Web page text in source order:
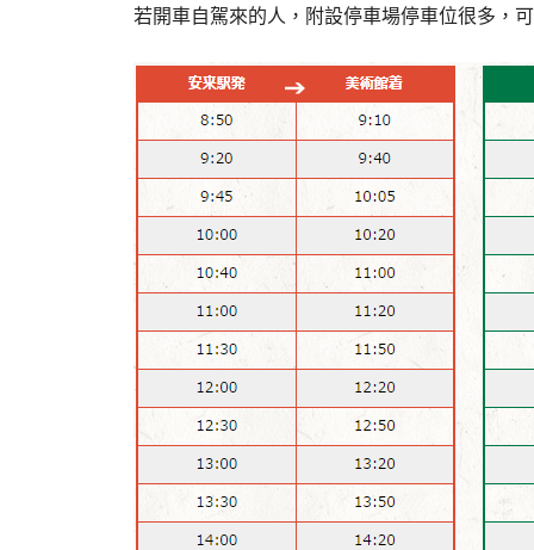
若開車自駕來的人，附設停車場停車位很多，